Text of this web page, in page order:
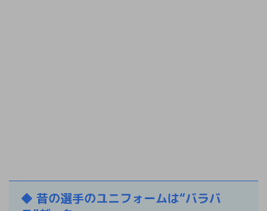
◆ 昔の選手のユニフォームは“バラバ